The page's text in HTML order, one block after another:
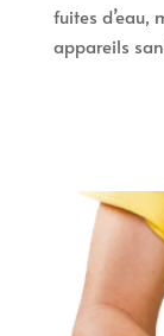
fuites d’eau,
appareils